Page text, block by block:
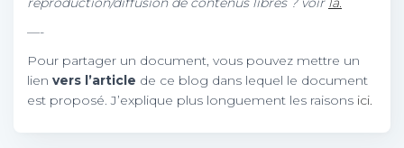
—-
Pour partager un document, vous pouvez mettre un
lien vers l’article de ce blog dans lequel le document
est proposé. J’explique plus longuement les raisons ici.